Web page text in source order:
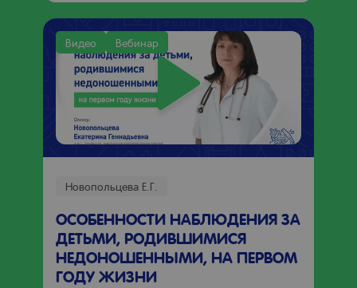
Видео Вебинар
Новопольцева Е.Г.
ОСОБЕННОСТИ НАБЛЮДЕНИЯ ЗА
ДЕТЬМИ, РОДИВШИМИСЯ
НЕДОНОШЕННЫМИ, НА ПЕРВОМ
ГОДУ ЖИЗНИ